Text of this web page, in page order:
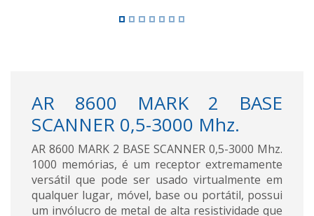
AR 8600 MARK 2 BASE
SCANNER 0,5-3000 Mhz.
AR 8600 MARK 2 BASE SCANNER 0,5-3000 Mhz.
1000 memórias, é um receptor extremamente
versátil que pode ser usado virtualmente em
qualquer lugar, móvel, base ou portátil, possui
um invólucro de metal de alta resistividade que